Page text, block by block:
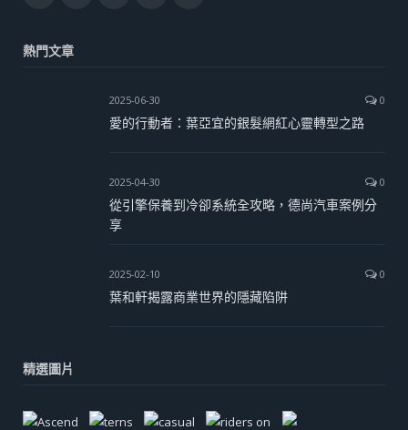
熱門文章
2025-06-30 0
愛的行動者：葉亞宜的銀髮網紅心靈轉型之路
2025-04-30 0
從引擎保養到冷卻系統全攻略，德尚汽車案例分
享
2025-02-10 0
葉和軒揭露商業世界的隱藏陷阱
精選圖片